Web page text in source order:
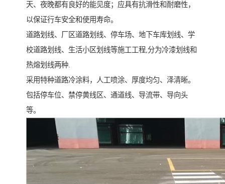
天、夜晚都有良好的能见度；应具有抗滑性和耐磨性，
以保证行车安全和使用寿命。
道路划线、厂区道路划线、停车场、地下车库划线、学
校道路划线、生活小区划线等施工工程,分为冷漆划线和
热熔划线两种.
采用特种道路冷涂料，人工喷涂、厚度均匀、泽清晰。
包括停车位、禁停黄线区、通道线、导流带、导向头
等。